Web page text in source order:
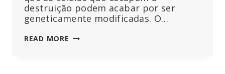
destruição podem acabar por ser
geneticamente modificadas. O…
READ MORE OS